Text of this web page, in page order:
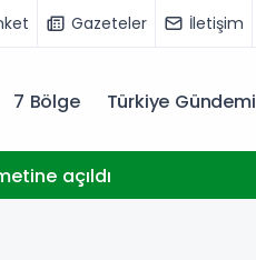
Gazeteler İletişim
7 Bölge Türkiye Gündemi
açıldı